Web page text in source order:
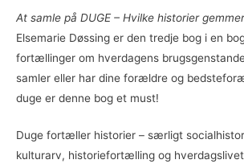
At samle på DUGE – Hvilke historier
Elsemarie Døssing er den tredje bog i en
fortællinger om hverdagens
samler eller har dine forældre og
duge er denne bog et must!
Duge fortæller historier – særligt
kulturarv, historiefortælling og